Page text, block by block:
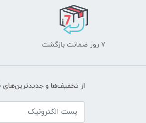
۷ روز ضمانت بازگشت
از تخفیف‌ها و جدیدترین‌های